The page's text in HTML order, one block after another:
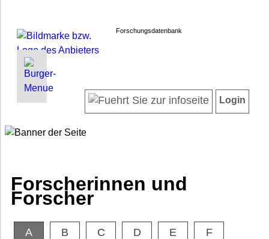
Forschungsdatenbank
INFORMATIONEN | SUCHEN
Forscherinnen und Forscher
Barrierefreiheit
LOGIN
Login
Forscherinnen und
Forscher
A B C D E F